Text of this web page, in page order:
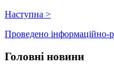
Наступна >
Проведено інформаційно-
Головні новини